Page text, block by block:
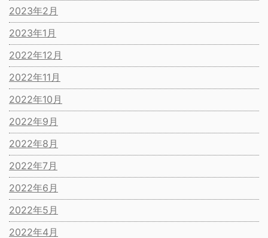
2023年2月
2023年1月
2022年12月
2022年11月
2022年10月
2022年9月
2022年8月
2022年7月
2022年6月
2022年5月
2022年4月